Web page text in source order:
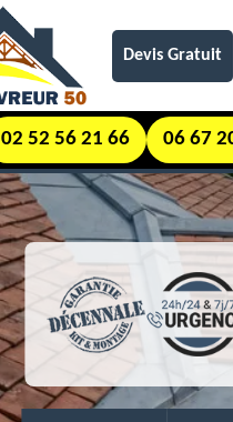
Devis Gratuit
02 52 56 21 66 06 67